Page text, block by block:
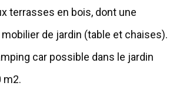
terrasses en bois, dont une
de jardin (table et chaises).
car possible dans le jardin
m2.